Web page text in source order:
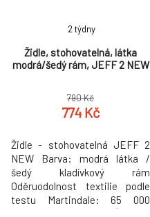
Židle, stohovatelná, látka
modrá/šedý rám, JEFF 2 NEW
2 týdny
790 Kč
774 Kč
Židle - stohovatelná JEFF 2
NEW Barva: modrá látka /
šedý kladívkový rám
Oděruodolnost textilie podle
testu Martindale: 65 000